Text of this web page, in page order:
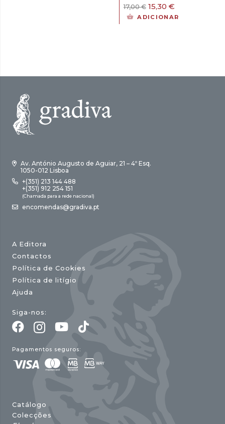
17,00€ O
preço
15,30 €O
preço
ADICIONAR
Av. António Augusto de Aguiar, 21 – 4º Esq.
1050-012 Lisboa
+(351) 213 144 488
+(351) 912 254 151
(Chamada para a rede nacional)
encomendas@gradiva.pt
A Editora
Contactos
Política de Cookies
Política de litígio
Ajuda
Siga-nos:
Pagamentos seguros:
Catálogo
Colecções